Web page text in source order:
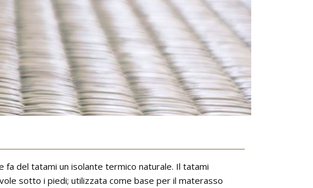
del tatami un isolante termico naturale. Il tatami
sotto i piedi; utilizzata come base per il materasso